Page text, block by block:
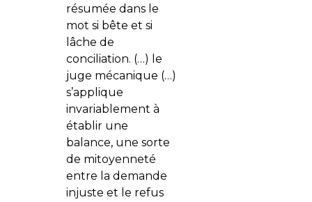
résumée dans le
mot si bête et si
lâche de
conciliation. (…) le
juge mécanique (…)
s’applique
invariablement à
établir une
balance, une sorte
de mitoyenneté
entre la demande
injuste et le refus